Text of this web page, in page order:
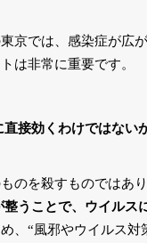
京では、感染症が広が
は非常に重要です。
接効くわけではない
のを殺すものではあり
整うことで、ウイルス
、“風邪やウイルス対